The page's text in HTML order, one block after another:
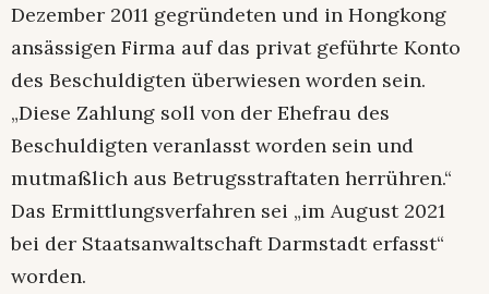
Dezember 2011 gegründeten und in Hongkong
ansässigen Firma auf das privat geführte Konto
des Beschuldigten überwiesen worden sein.
„Diese Zahlung soll von der Ehefrau des
Beschuldigten veranlasst worden sein und
mutmaßlich aus Betrugsstraftaten herrühren.“
Das Ermittlungsverfahren sei „im August 2021
bei der Staatsanwaltschaft Darmstadt erfasst“
worden.